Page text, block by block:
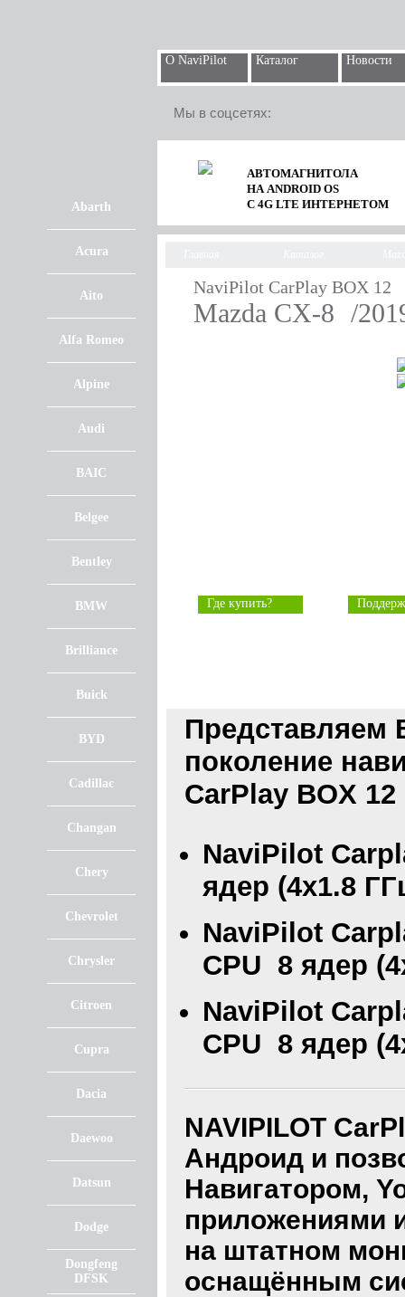
О NaviPilot Каталог Новости
Мы в соцсетях:
Abarth
Acura
Aito
Alfa Romeo
Alpine
Audi
BAIC
Belgee
Bentley
BMW
Brilliance
Buick
BYD
Cadillac
Changan
Chery
Chevrolet
Chrysler
Citroen
Cupra
Dacia
Daewoo
Datsun
Dodge
Dongfeng
DFSK
АВТОМАГНИТОЛА
НА ANDROID OS
С 4G LTE ИНТЕРНЕТОМ
NaviPilot CarPlay BOX 12
Mazda CX-8 /
Где купить?
поколение
CarPlay BOX
NaviPilot
ядер (4х1.8
NaviPilot
CPU 8 ядер
NaviPilot
CPU 8 ядер
NAVIPILOT
Андроид и
Навигатором,
приложениями
на штатном
оснащённым